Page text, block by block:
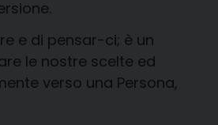
e di pensar-ci; è un
le nostre scelte ed
verso una Persona,